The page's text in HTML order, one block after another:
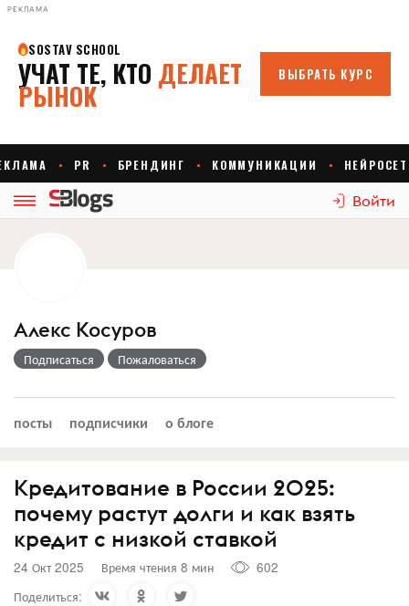
РЕКЛАМА
Войти
Алекс Косуров
Подписаться Пожаловаться
посты подписчики о блоге
Кредитование в России 2025:
почему растут долги и как взять
кредит с низкой ставкой
24 Окт 2025 Время чтения 8 мин
602
Поделиться: